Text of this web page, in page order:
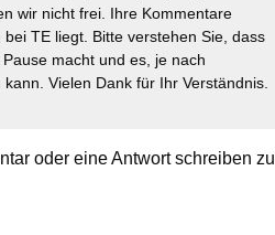
wir nicht frei. Ihre Kommentare
TE liegt. Bitte verstehen Sie, dass
macht und es, je nach
Vielen Dank für Ihr Verständnis.
oder eine Antwort schreiben zu